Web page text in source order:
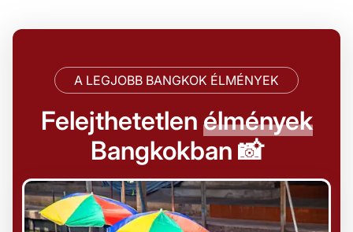
A LEGJOBB BANGKOK ÉLMÉNYEK
Felejthetetlen élmények
Bangkokban 📸